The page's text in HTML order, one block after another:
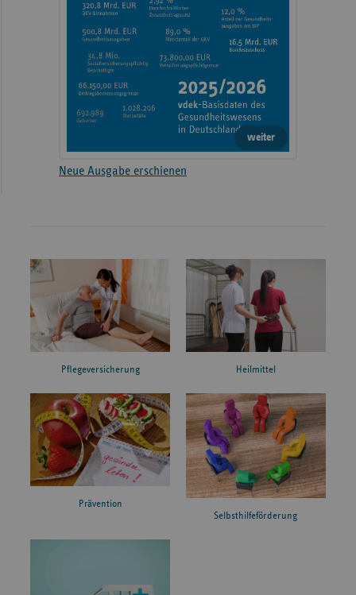
weiter
Neue Ausgabe erschienen
Pflegeversicherung Heilmittel
Prävention
Selbsthilfeförderung